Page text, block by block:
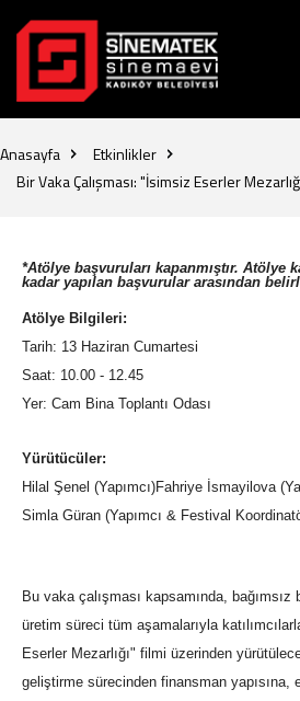
Anasayfa
Etkinlikler
Bir Vaka Çalışması: "İsimsiz Eserler
*Atölye başvuruları kapanmıştır. Atölye
kadar yapılan başvurular arasından
Atölye Bilgileri:
Tarih: 13 Haziran Cumartesi
Saat: 10.00 - 12.45
Yer: Cam Bina Toplantı Odası
Yürütücüler:
Hilal Şenel (Yapımcı)Fahriye İsmayilova
Simla Güran (Yapımcı & Festival
Bu vaka çalışması kapsamında,
üretim süreci tüm aşamalarıyla
Eserler Mezarlığı" filmi üzerinden
geliştirme sürecinden finansman yapısına,